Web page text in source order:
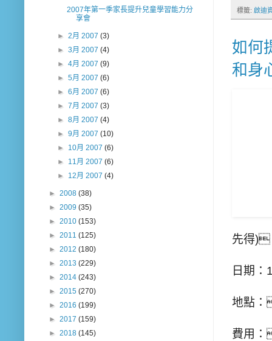
標籤: 啟迪
如何
和身
先得)
日期：
地點：
費用：
2007年第一季家長提升兒童學習能力分
享會
►2月 2007(3)
►3月 2007(4)
►4月 2007(9)
►5月 2007(6)
►6月 2007(6)
►7月 2007(3)
►8月 2007(4)
►9月 2007(10)
► 10月 2007(6)
► 11月 2007(6)
► 12月 2007(4)
► 2008 (38)
► 2009 (35)
► 2010 (153)
► 2011 (125)
► 2012 (180)
► 2013 (229)
► 2014 (243)
► 2015 (270)
► 2016 (199)
► 2017 (159)
► 2018 (145)